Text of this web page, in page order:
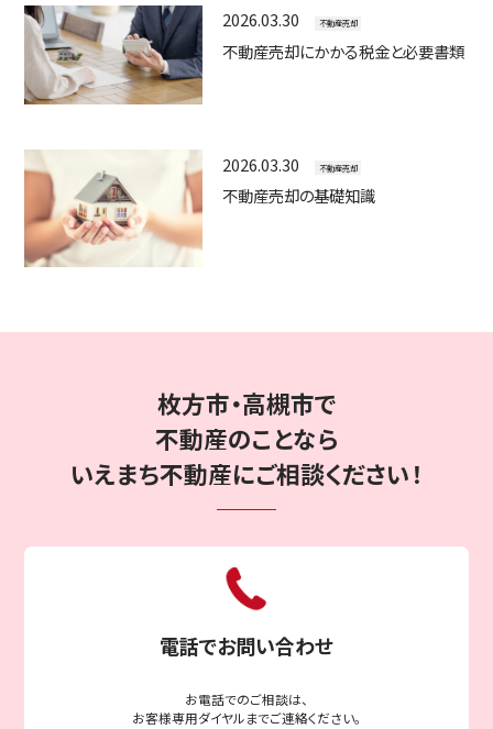
お客様の声
お知らせ
〒573-1167
お客様専用ダイヤルはこちら
受付時間 10：00〜18：00 水曜定休
無料査定・ご相談
2026.03.30 不動産売却
不動産売却にかかる税金と必要書類
2026.03.30 不動産売却
不動産売却の基礎知識
枚方市・高槻市で
不動産のことなら
いえまち不動産にご相談ください！
電話でお問い合わせ
お電話でのご相談は、
お客様専用ダイヤルまでご連絡ください。